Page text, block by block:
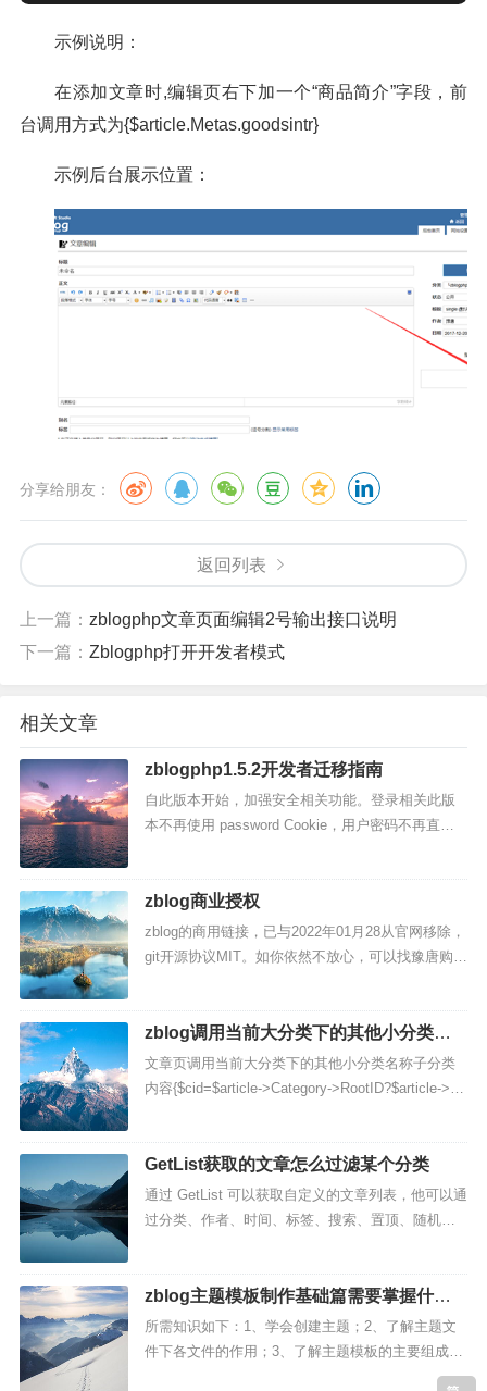
示例说明：
在添加文章时,编辑页右下加一个“商品简介”字段，前
台调用方式为{$article.Metas.goodsintr}
示例后台展示位置：
分享给朋友：
返回列表
上一篇： zblogphp文章页面编辑2号输出接口说明
下一篇： Zblogphp打开开发者模式
相关文章
zblogphp1.5.2开发者迁移指南
自此版本开始，加强安全相关功能。登录相关此版
本不再使用 password Cookie，用户密码不再直接
模式。因此：1. 不再允许前...
zblog商业授权
zblog的商用链接，已与2022年01月28从官网移除，
git开源协议MIT。如你依然不放心，可以找豫唐购买
授权价格及服务支持版本授权许可：...
zblog调用当前大分类下的其他小分类名
称
文章页调用当前大分类下的其他小分类名称子分类
内容{$cid=$article->Category->RootID?$article->Ca
GetList获取的文章怎么过滤某个分类
通过 GetList 可以获取自定义的文章列表，他可以通
过分类、作者、时间、标签、搜索、置顶、随机等
的代码如下（为了更加方便使用，我把实例做了下
拆分处理）。...
zblog主题模板制作基础篇需要掌握什么
知识
所需知识如下：1、学会创建主题；2、了解主题文
件下各文件的作用；3、了解主题模板的主要组成页
面；4、学会调用主题的css、js等文件；5、学会调